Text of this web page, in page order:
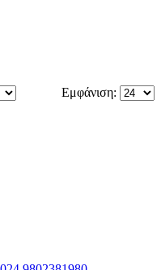
Εμφάνιση: